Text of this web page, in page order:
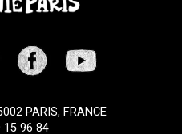
PARIS, FRANCE
15 96 84